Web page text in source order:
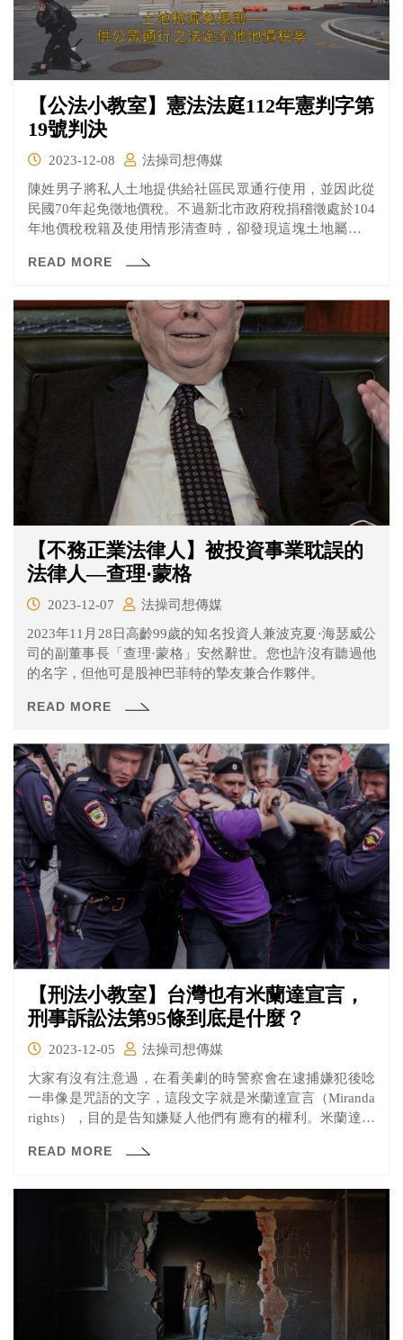
【公法小教室】憲法法庭112年憲判字第
19號判決
2023-12-08
法操司想傳媒
陳姓男子將私人土地提供給社區民眾通行使用，並因此從
民國70年起免徵地價稅。不過新北市政府稅捐稽徵處於104
年地價稅稅籍及使用情形清查時，卻發現這塊土地屬於建
該以一般用地稅率課徵地價稅，要求補徵該土地清查前5年
READ MORE
【不務正業法律人】被投資事業耽誤的
法律人—查理·蒙格
2023-12-07
法操司想傳媒
2023年11月28日高齡99歲的知名投資人兼波克夏·海瑟威公
司的副董事長「查理·蒙格」安然辭世。您也許沒有聽過他
的名字，但他可是股神巴菲特的摯友兼合作夥伴。
READ MORE
【刑法小教室】台灣也有米蘭達宣言，
刑事訴訟法第95條到底是什麼？
2023-12-05
法操司想傳媒
大家有沒有注意過，在看美劇的時警察會在逮捕嫌犯後唸
一串像是咒語的文字，這段文字就是米蘭達宣言（Miranda
rights），目的是告知嫌疑人他們有應有的權利。米蘭達宣
準的米蘭達宣言類似如下：「你有權保持沉默，你所說的
前，你有權與律師談話。在審問過程中，你也有權讓律師
在場。如果你無法負擔一名律師，法庭可以為你指定一名
律師。如果你決定在沒有律師在場的情況下回答問題，你
也有權隨時停止回答。」
READ MORE